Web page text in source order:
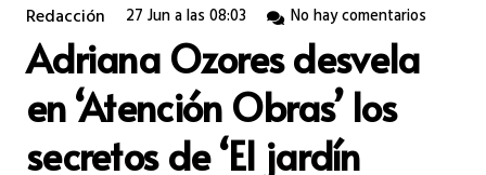
Redacción 27 Jun a las 08:03 No hay comentarios
Adriana Ozores desvela
en ‘Atención Obras’ los
secretos de ‘El jardín